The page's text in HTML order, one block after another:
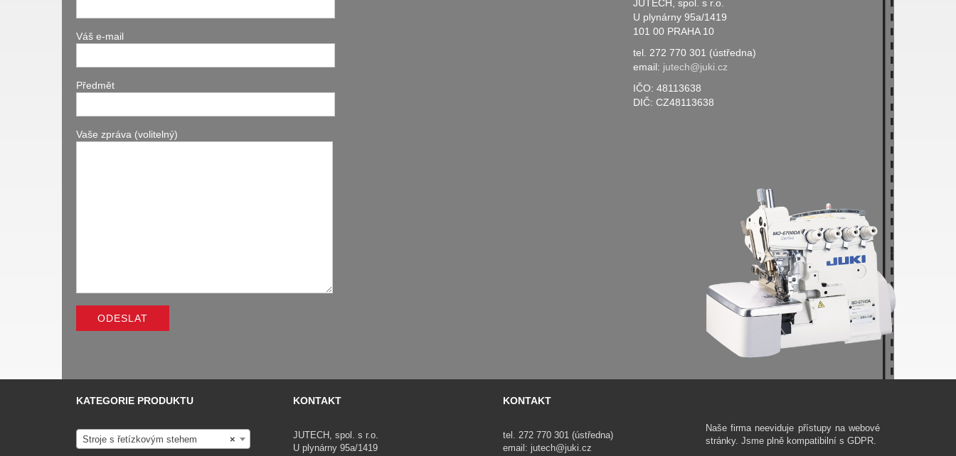
Váš e-mail
Předmět
Vaše zpráva (volitelný)
JUTECH, spol. s r.o.
U plynárny 95a/1419
101 00 PRAHA 10
tel. 272 770 301 (ústředna)
email: jutech@juki.cz
IČO: 48113638
DIČ: CZ48113638
KATEGORIE PRODUKTU
×
Stroje s řetízkovým stehem
KONTAKT
JUTECH, spol. s r.o.
U plynárny 95a/1419
KONTAKT
tel. 272 770 301 (ústředna)
email: jutech@juki.cz
Naše firma neeviduje přístupy na webové
stránky. Jsme plně kompatibilní s GDPR.